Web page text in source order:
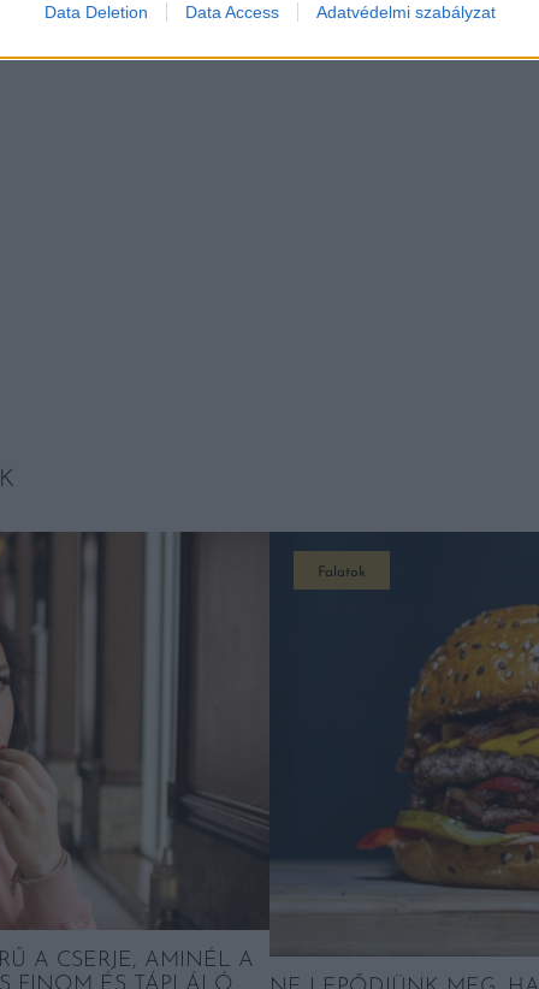
Data Deletion Data Access Adatvédelmi szabályzat
A CSERJE, AMINÉL A
FINOM ÉS TÁPLÁLÓ
Falatok